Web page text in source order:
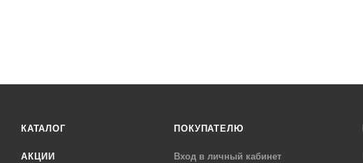
КАТАЛОГ
АКЦИИ
ПОКУПАТЕЛЮ
Вход в личный кабинет